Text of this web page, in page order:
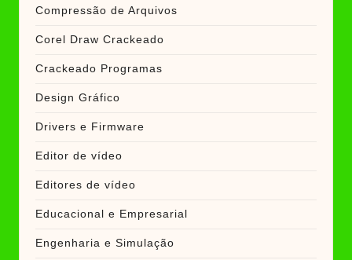
Compressão de Arquivos
Corel Draw Crackeado
Crackeado Programas
Design Gráfico
Drivers e Firmware
Editor de vídeo
Editores de vídeo
Educacional e Empresarial
Engenharia e Simulação